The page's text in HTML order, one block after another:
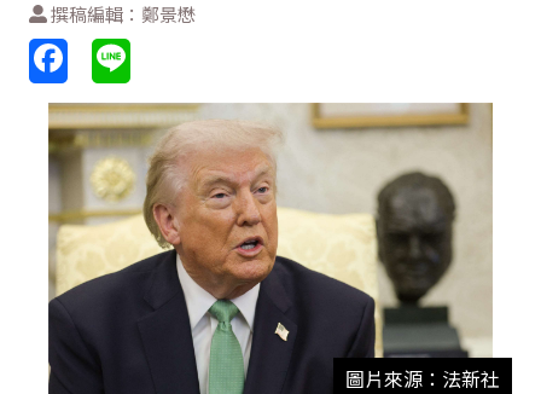
撰稿編輯：鄭景懋
圖片來源：法新社